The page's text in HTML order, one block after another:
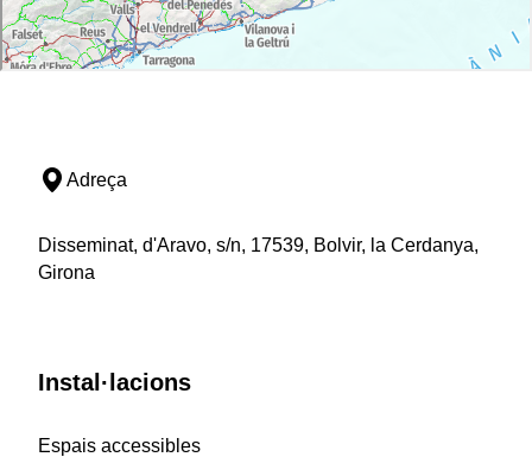
Adreça
Disseminat, d'Aravo, s/n, 17539, Bolvir, la Cerdanya,
Girona
Instal·lacions
Espais accessibles